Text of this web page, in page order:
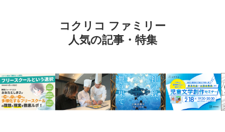
コクリコ ファミリー
人気の記事・特集